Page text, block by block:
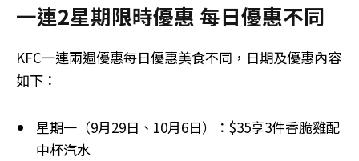
一連2星期限時優惠 每日優惠不同
KFC一連兩週優惠每日優惠美食不同，日期及優惠內容
如下：
星期一（9月29日、10月6日）：$35享3件香脆雞配
中杯汽水